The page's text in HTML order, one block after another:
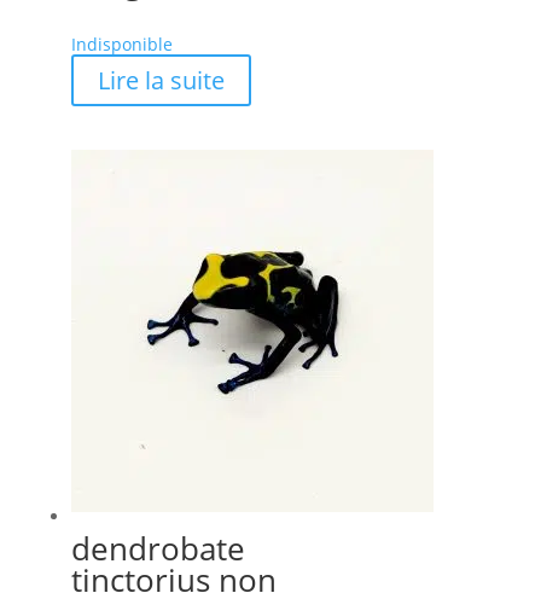
Indisponible
Lire la suite
dendrobate
tinctorius non